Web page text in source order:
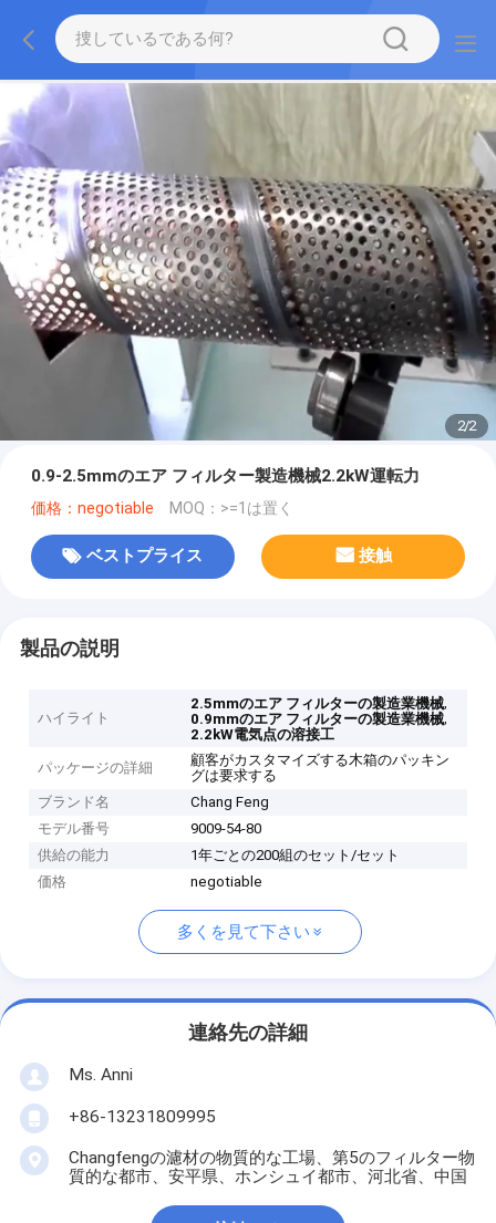
2/2
0.9-2.5mmのエア フィルター製造機械2.2kW運転力
価格：negotiable MOQ：>=1は置く
ベストプライス 接触
製品の説明
ハイライト
2.5mmのエア フィルターの製造業機械,
0.9mmのエア フィルターの製造業機械,
2.2kW電気点の溶接工
パッケージの詳細
顧客がカスタマイズする木箱のパッキン
グは要求する
ブランド名
Chang Feng
モデル番号
9009-54-80
供給の能力
1年ごとの200組のセット/セット
価格
negotiable
多くを見て下さい
連絡先の詳細
Ms. Anni
+86-13231809995
Changfengの濾材の物質的な工場、第5のフィルター物
質的な都市、安平県、ホンシュイ都市、河北省、中国